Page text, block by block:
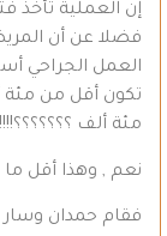
فضلا عن أن
العمل الجراحي
تكون أقل من مئة
مئة ألف
نعم , وهذا أقل
فقام حمدان وسار